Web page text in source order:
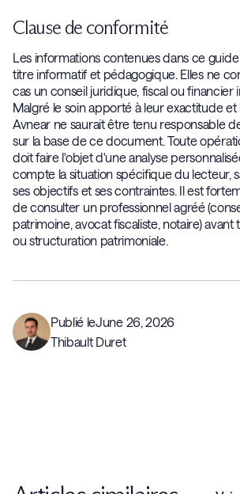
Clause de conformité
Les informations contenues dans ce
titre informatif et pédagogique. Elles ne
cas un conseil juridique, fiscal ou financier
Malgré le soin apporté à leur exactitude et
Avnear ne saurait être tenu responsable
sur la base de ce document. Toute
doit faire l'objet d'une analyse
compte la situation spécifique du lecteur,
ses objectifs et ses contraintes. Il est
de consulter un professionnel agréé
patrimoine, avocat fiscaliste, notaire)
ou structuration patrimoniale.
Publié leJune 26, 2026
Thibault Duret